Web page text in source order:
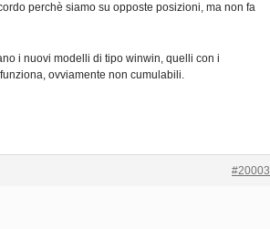
perchè siamo su opposte posizioni, ma non fa
i nuovi modelli di tipo winwin, quelli con i
ovviamente non cumulabili.
#20003